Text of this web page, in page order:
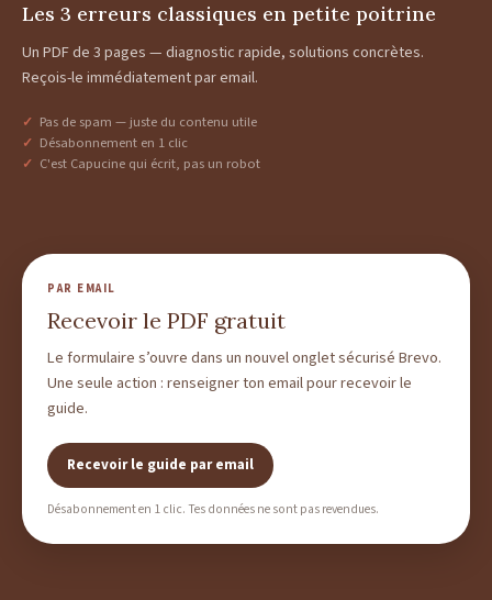
Les 3 erreurs classiques en petite poitrine
Un PDF de 3 pages — diagnostic rapide, solutions concrètes.
Reçois-le immédiatement par email.
Pas de spam — juste du contenu utile
Désabonnement en 1 clic
C'est Capucine qui écrit, pas un robot
PAR EMAIL
Recevoir le PDF gratuit
Le formulaire s’ouvre dans un nouvel onglet sécurisé Brevo.
Une seule action : renseigner ton email pour recevoir le
guide.
Recevoir le guide par email
Désabonnement en 1 clic. Tes données ne sont pas revendues.